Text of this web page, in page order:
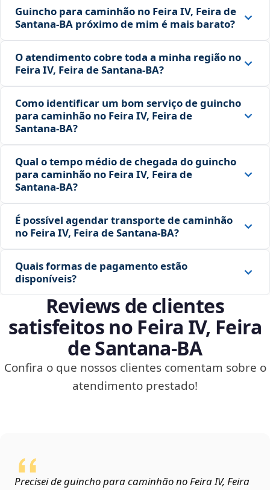
Guincho para caminhão no Feira IV, Feira de
Santana‑BA próximo de mim é mais barato?
O atendimento cobre toda a minha região no
Feira IV, Feira de Santana‑BA?
Como identificar um bom serviço de guincho
para caminhão no Feira IV, Feira de
Santana‑BA?
Qual o tempo médio de chegada do guincho
para caminhão no Feira IV, Feira de
Santana‑BA?
É possível agendar transporte de caminhão
no Feira IV, Feira de Santana‑BA?
Quais formas de pagamento estão
disponíveis?
Reviews de clientes
satisfeitos no Feira IV, Feira
de Santana‑BA
Confira o que nossos clientes comentam sobre o
atendimento prestado!
Precisei de guincho para caminhão no Feira IV, Feira